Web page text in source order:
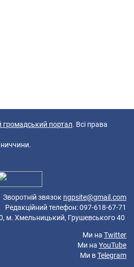
портал. Всі права
Зворотній звязок ngpsite@gmail.com
телефон: 097-618-67-71
Хмельницький, Грушевського 40
Ми на Twitter
Ми на YouTube
Ми вTelegram